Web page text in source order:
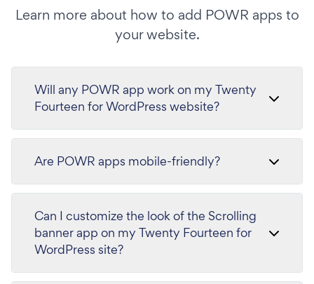
Learn more about how to add POWR apps to
your website.
Will any POWR app work on my Twenty
Fourteen for WordPress website?
Are POWR apps mobile-friendly?
Can I customize the look of the Scrolling
banner app on my Twenty Fourteen for
WordPress site?